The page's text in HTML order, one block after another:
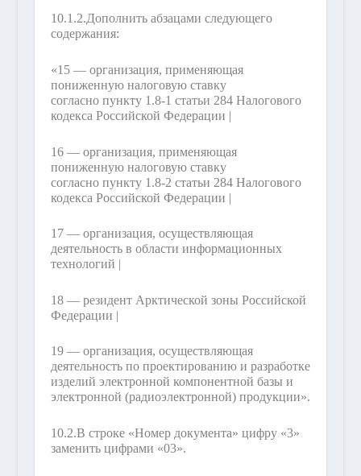
10.1.2.Дополнить абзацами следующего
содержания:
«15 — организация, применяющая
пониженную налоговую ставку
согласно пункту 1.8-1 статьи 284 Налогового
кодекса Российской Федерации |
16 — организация, применяющая
пониженную налоговую ставку
согласно пункту 1.8-2 статьи 284 Налогового
кодекса Российской Федерации |
17 — организация, осуществляющая
деятельность в области информационных
технологий |
18 — резидент Арктической зоны Российской
Федерации |
19 — организация, осуществляющая
деятельность по проектированию и разработке
изделий электронной компонентной базы и
электронной (радиоэлектронной) продукции».
10.2.В строке «Номер документа» цифру «3»
заменить цифрами «03».